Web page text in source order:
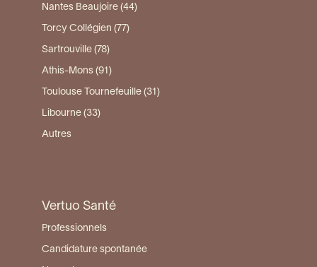
Nantes Beaujoire (44)
Torcy Collégien (77)
Sartrouville (78)
Athis-Mons (91)
Toulouse Tournefeuille (31)
Libourne (33)
Autres
Vertuo Santé
Professionnels
Candidature spontanée